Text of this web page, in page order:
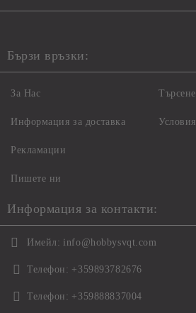
Бързи връзки:
За Нас
Информация за доставка
Рекламации
Пишете ни
Търсене
Условия
Информация за контакти:
Имейл: info@hobbysvqt.com
Телефон: +359893782676
Телефон: +359888837004